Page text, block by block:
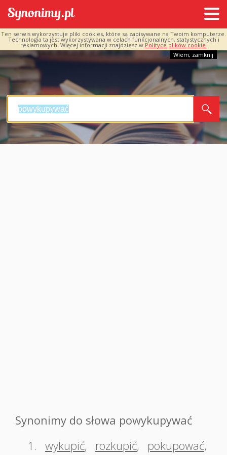
Ten serwis wykorzystuje pliki cookies, które są zapisywane na Twoim komputerze.
Technologia ta jest wykorzystywana w celach funkcjonalnych, statystycznych i
reklamowych. Więcej informacji znajdziesz w Polityce plików cookie.
Wiem, zamknij
Synonimy do słowa powykupywać
1. wykupić, rozkupić, pokupować,